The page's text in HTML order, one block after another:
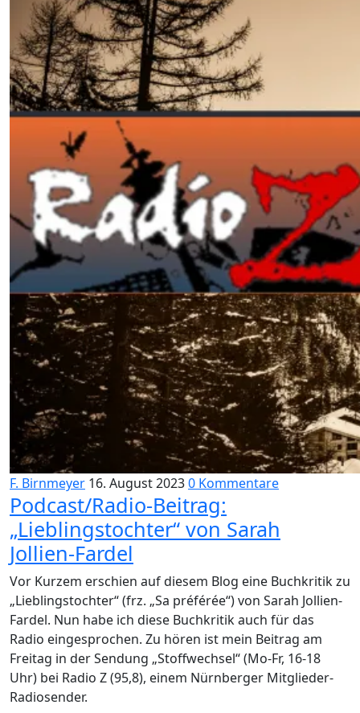
F. Birnmeyer 16. August 20230 Kommentare
Podcast/Radio-Beitrag:
„Lieblingstochter“ von Sarah
Jollien-Fardel
Vor Kurzem erschien auf diesem Blog eine Buchkritik zu
„Lieblingstochter“ (frz. „Sa préférée“) von Sarah Jollien-
Fardel. Nun habe ich diese Buchkritik auch für das
Radio eingesprochen. Zu hören ist mein Beitrag am
Freitag in der Sendung „Stoffwechsel“ (Mo-Fr, 16-18
Uhr) bei Radio Z (95,8), einem Nürnberger Mitglieder-
Radiosender.